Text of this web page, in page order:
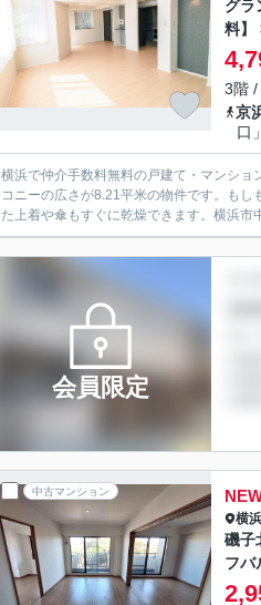
グラ
料】
3階 /
京
口
横浜で仲介手数料無料の戸建て・マンシ
コニーの広さが8.21平米の物件です。も
た上着や傘もすぐに乾燥できます。横浜
会員限定
中古マンション
横
磯子
フバ